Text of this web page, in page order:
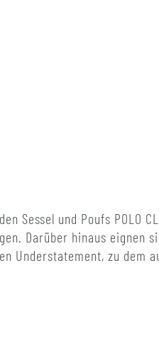
Sessel und Poufs POLO
Darüber hinaus
Understatement, zu dem